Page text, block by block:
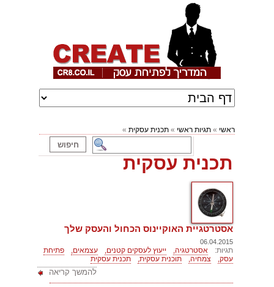
ראשי » תגיות ראשי » תכנית עסקית »
תכנית עסקית
אסטרטגיית האוקיינוס הכחול והעסק שלך
06.04.2015
תגיות: אסטרטגיה, ייעוץ לעסקים קטנים, עצמאים,
פתיחת
עסק,
צמחיה, תוכנית עסקית, תכנית עסקית
להמשך קריאה